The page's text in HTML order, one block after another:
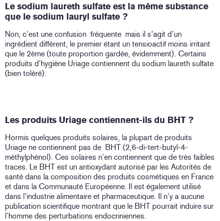
Le sodium laureth sulfate est la même substance
que le sodium lauryl sulfate ?
Non, c’est une confusion fréquente mais il s’agit d’un
ingrédient différent, le premier étant un tensioactif moins irritant
que le 2ème (toute proportion gardée, évidemment). Certains
produits d’hygiène Uriage contiennent du sodium laureth sulfate
(bien toléré).
Les produits Uriage contiennent-ils du BHT ?
Hormis quelques produits solaires, la plupart de produits
Uriage ne contiennent pas de BHT (2,6-di-tert-butyl-4-
méthylphénol). Ces solaires n’en contiennent que de très faibles
traces. Le BHT est un antioxydant autorisé par les Autorités de
santé dans la composition des produits cosmétiques en France
et dans la Communauté Européenne. Il est également utilisé
dans l’industrie alimentaire et pharmaceutique. Il n’y a aucune
publication scientifique montrant que le BHT pourrait induire sur
l’homme des perturbations endocriniennes.